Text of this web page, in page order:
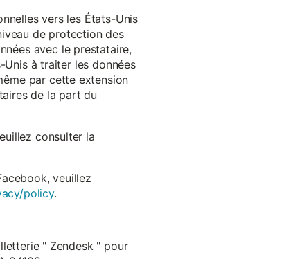
vers les États-Unis
de protection des
avec le prestataire,
à traiter les données
par cette extension
de la part du
consulter la
veuillez
policy.
" Zendesk " pour